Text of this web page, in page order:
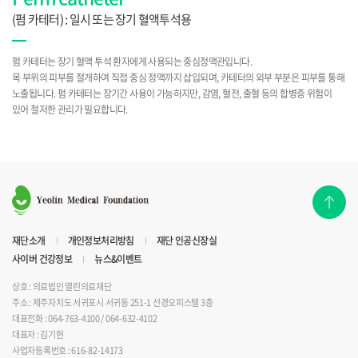
(펌 카테터) : 일시 또는 장기 혈액투석용
펌 카테터는 장기 혈액 투석 환자에게 사용되는 중심정맥관입니다.
목 부위의 피부를 절개하여 직접 중심 정맥까지 삽입되며, 카테터의 외부 부분은 피부를 통해
노출됩니다. 펌 카테터는 장기간 사용이 가능하지만, 감염, 혈전, 출혈 등의 합병증 위험이
있어 철저한 관리가 필요합니다.
재단소개 개인정보처리방침
재단 인공신장실
사이버 건강정보
뉴스&이벤트
상호 : 의료법인 열린의료재단
주소 : 제주자치도 서귀포시 서귀동 251-1 선경오피스텔 3층
대표전화 : 064-763-4100 / 064-632-4102
대표자 : 김기현
사업자등록번호 : 616-82-14173